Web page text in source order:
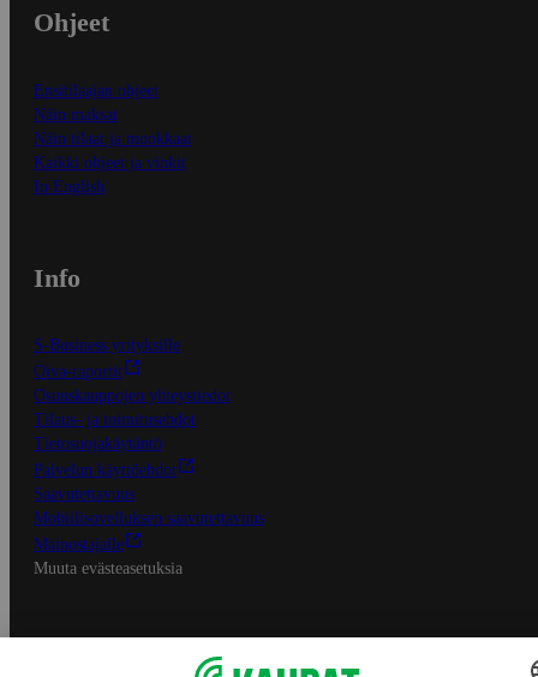
Ohjeet
Ensitilaajan ohjeet
Näin maksat
Näin tilaat ja muokkaat
Kaikki ohjeet ja vinkit
In English
Info
S-Business yrityksille
Oiva-raportit
Osuuskauppojen yhteystiedot
Tilaus- ja toimitusehdot
Tietosuojakäytäntö
Palvelun käyttöehdot
Saavutettavuus
Mobiilisovelluksen saavutettavuus
Mainostajalle
Muuta evästeasetuksia
S-ryhmän palvelut